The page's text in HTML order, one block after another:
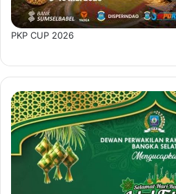
PKP CUP 2026